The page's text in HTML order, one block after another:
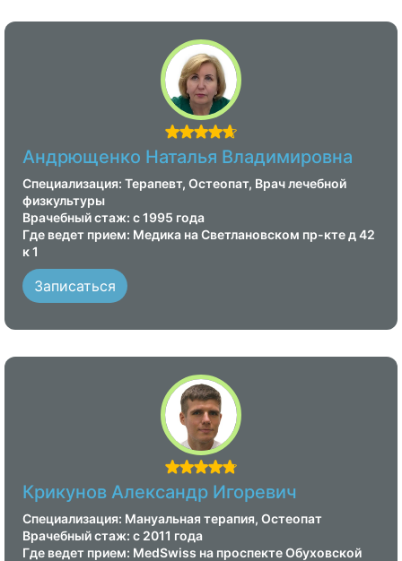
Андрющенко Наталья Владимировна
Специализация: Терапевт, Остеопат, Врач лечебной
физкультуры
Врачебный стаж: с 1995 года
Где ведет прием: Медика на Светлановском пр-кте д 42
к 1
Записаться
Крикунов Александр Игоревич
Специализация: Мануальная терапия, Остеопат
Врачебный стаж: с 2011 года
Где ведет прием: MedSwiss на проспекте Обуховской